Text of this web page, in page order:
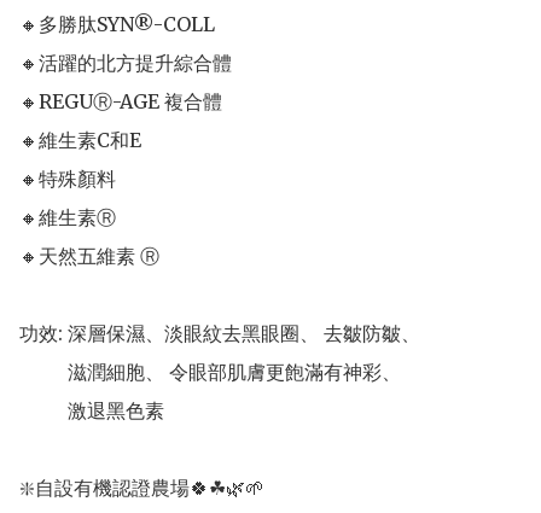
🔸多勝肽SYN®-COLL
🔸活躍的北方提升綜合體
🔸REGUⓇ-AGE 複合體
🔸維生素C和E
🔸特殊顏料
🔸維生素Ⓡ
🔸天然五維素 Ⓡ
功效: 深層保濕、淡眼紋去黑眼圈、 去皺防皺、
❇️自設有機認證農場🍀☘🌿🌱